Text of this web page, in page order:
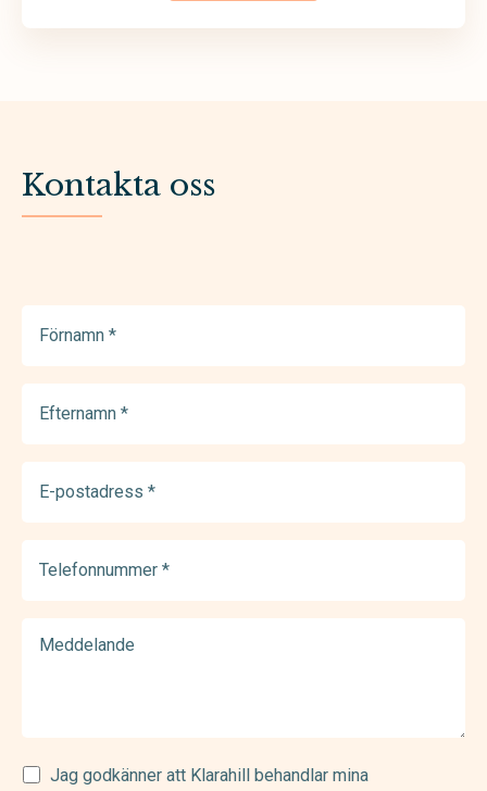
Kontakta oss
(Required)
(Required)
postadress
(Required)
Samtycke
Jag godkänner att Klarahill behandlar mina